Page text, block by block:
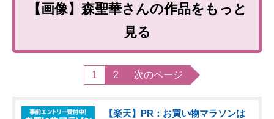
【画像】森聖華さんの作品をもっと
見る
1 2 次のページ
【楽天】PR：お買い物マラソンは